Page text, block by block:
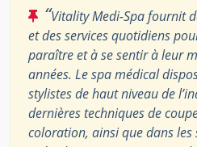
“Vitality Medi-Spa fournit
et des services quotidiens
paraître et à se sentir à leur
années. Le spa médical
stylistes de haut niveau de
dernières techniques de
coloration, ainsi que dans les